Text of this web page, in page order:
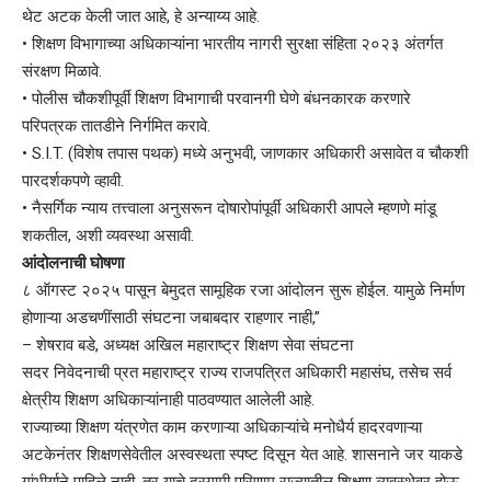
थेट अटक केली जात आहे, हे अन्याय्य आहे.
• शिक्षण विभागाच्या अधिकाऱ्यांना भारतीय नागरी सुरक्षा संहिता २०२३ अंतर्गत
संरक्षण मिळावे.
• पोलीस चौकशीपूर्वी शिक्षण विभागाची परवानगी घेणे बंधनकारक करणारे
परिपत्रक तातडीने निर्गमित करावे.
• S.I.T. (विशेष तपास पथक) मध्ये अनुभवी, जाणकार अधिकारी असावेत व चौकशी
पारदर्शकपणे व्हावी.
• नैसर्गिक न्याय तत्त्वाला अनुसरून दोषारोपांपूर्वी अधिकारी आपले म्हणणे मांडू
शकतील, अशी व्यवस्था असावी.
आंदोलनाची घोषणा
८ ऑगस्ट २०२५ पासून बेमुदत सामूहिक रजा आंदोलन सुरू होईल. यामुळे निर्माण
होणाऱ्या अडचणींसाठी संघटना जबाबदार राहणार नाही,”
– शेषराव बडे, अध्यक्ष अखिल महाराष्ट्र शिक्षण सेवा संघटना
सदर निवेदनाची प्रत महाराष्ट्र राज्य राजपत्रित अधिकारी महासंघ, तसेच सर्व
क्षेत्रीय शिक्षण अधिकाऱ्यांनाही पाठवण्यात आलेली आहे.
राज्याच्या शिक्षण यंत्रणेत काम करणाऱ्या अधिकाऱ्यांचे मनोधैर्य हादरवणाऱ्या
अटकेनंतर शिक्षणसेवेतील अस्वस्थता स्पष्ट दिसून येत आहे. शासनाने जर याकडे